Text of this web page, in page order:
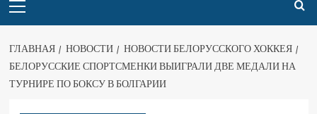
ГЛАВНАЯ НОВОСТИ
НОВОСТИ БЕЛОРУССКОГО ХОККЕЯ
БЕЛОРУССКИЕ СПОРТСМЕНКИ ВЫИГРАЛИ ДВЕ МЕДАЛИ НА
ТУРНИРЕ ПО БОКСУ В БОЛГАРИИ